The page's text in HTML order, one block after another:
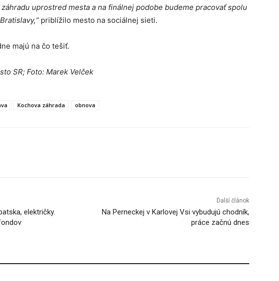
uprostred mesta a na finálnej podobe budeme pracovať spolu
priblížilo mesto na sociálnej sieti.
majú na čo tešiť.
SR; Foto: Marek Velček
Kochova záhrada obnova
električky.
Ďalší článok
Na Perneckej v Karlovej Vsi vybudujú chodník,
práce začnú dnes